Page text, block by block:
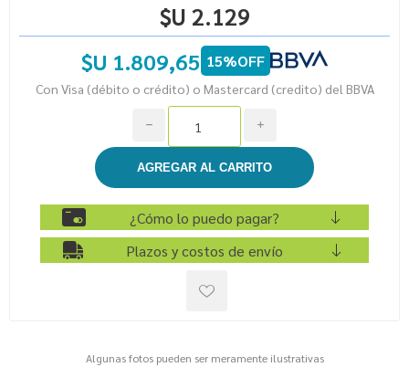
$U 2.129
$U 1.809,65 15%OFF
Con Visa (débito o crédito) o Mastercard (credito) del BBVA
i
h
¿Cómo lo puedo pagar?
Plazos y costos de envío
Algunas fotos pueden ser meramente ilustrativas